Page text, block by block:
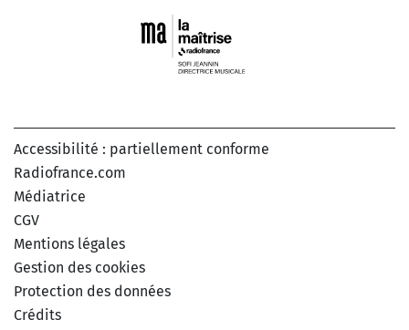
Accessibilité : partiellement conforme
Radiofrance.com
Médiatrice
CGV
Mentions légales
Gestion des cookies
Protection des données
Crédits